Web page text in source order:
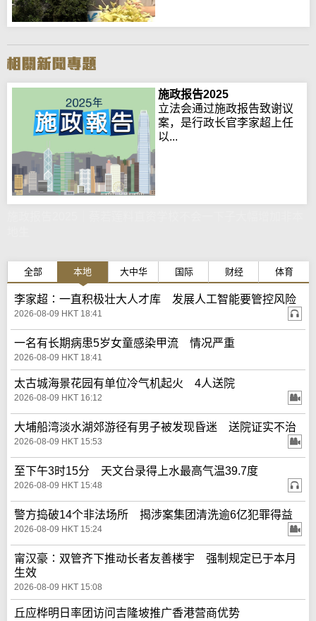
施政报告2025
立法会通过施政报告致谢议
案，是行政长官李家超上任
以...
全部 本地 大中华 国际 财经 体育
李家超∶一直积极壮大人才库 发展人工智能要管控风险
2026-08-09 HKT 18:41
一名有长期病患5岁女童感染甲流 情况严重
2026-08-09 HKT 18:41
太古城海景花园有单位冷气机起火 4人送院
2026-08-09 HKT 16:12
大埔船湾淡水湖郊游径有男子被发现昏迷 送院证实不治
2026-08-09 HKT 15:53
至下午3时15分 天文台录得上水最高气温39.7度
2026-08-09 HKT 15:48
警方捣破14个非法场所 揭涉案集团清洗逾6亿犯罪得益
2026-08-09 HKT 15:24
甯汉豪∶双管齐下推动长者友善楼宇 强制规定已于本月
生效
2026-08-09 HKT 15:08
丘应桦明日率团访问吉隆坡推广香港营商优势